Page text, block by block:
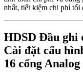
nhất, tiết kiệm chi phí tối
HDSD Đầu ghi
Cài đặt cấu
16 cổng